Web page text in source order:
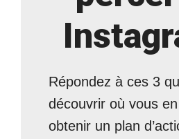
Répondez à ces 3
découvrir où vous
obtenir un plan